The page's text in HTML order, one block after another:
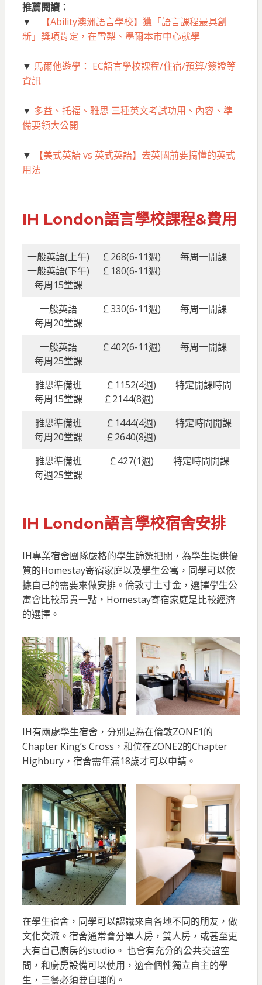
推薦閱讀：
▼
【Ability澳洲語言學校】獲「語言課程最具創
新」獎項肯定，在雪梨、墨爾本市中心就學
▼ 馬爾他遊學： EC語言學校課程/住宿/預算/簽證等
資訊
▼ 多益、托福、雅思 三種英文考試功用、內容、準
備要領大公開
▼
【美式英語 vs 英式英語】去英國前要搞懂的英式
用法
IH London語言學校課程&費用
一般英語(上午)
一般英語(下午)
每周15堂課
￡268(6-11週)
￡180(6-11週)
每周一開課
一般英語
每周20堂課
￡330(6-11週) 每周一開課
一般英語
每周25堂課
￡402(6-11週) 每周一開課
雅思準備班
每周15堂課
￡1152(4週)
￡2144(8週)
特定開課時間
雅思準備班
每周20堂課
￡1444(4週)
￡2640(8週)
特定時間開課
雅思準備班
每週25堂課
￡427(1週) 特定時間開課
IH London語言學校宿舍安排
IH專業宿舍團隊嚴格的學生篩選把關，為學生提供優
質的Homestay寄宿家庭以及學生公寓，同學可以依
據自己的需要來做安排。倫敦寸土寸金，選擇學生公
寓會比較昂貴一點，Homestay寄宿家庭是比較經濟
的選擇。
IH有兩處學生宿舍，分別是為在倫敦ZONE1的
Chapter King’s Cross，和位在ZONE2的Chapter
Highbury，宿舍需年滿18歲才可以申請。
在學生宿舍，同學可以認識來自各地不同的朋友，做
文化交流。宿舍通常會分單人房，雙人房，或甚至更
大有自己廚房的studio。 也會有充分的公共交誼空
間，和廚房設備可以使用，適合個性獨立自主的學
生，三餐必須要自理的。